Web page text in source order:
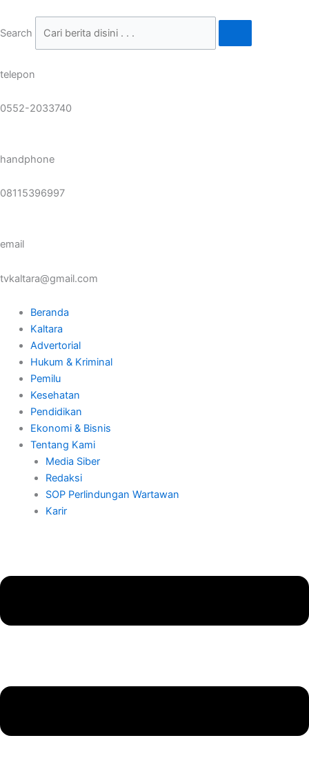
content
Search
telepon
0552-2033740
handphone
08115396997
email
tvkaltara@gmail.com
Beranda
Kaltara
Advertorial
Hukum & Kriminal
Pemilu
Kesehatan
Pendidikan
Ekonomi & Bisnis
Tentang Kami
Media Siber
Redaksi
SOP Perlindungan Wartawan
Karir